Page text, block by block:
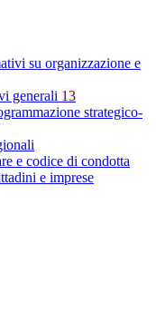
su organizzazione e
generali 13
strategico-
e codice di condotta
e imprese